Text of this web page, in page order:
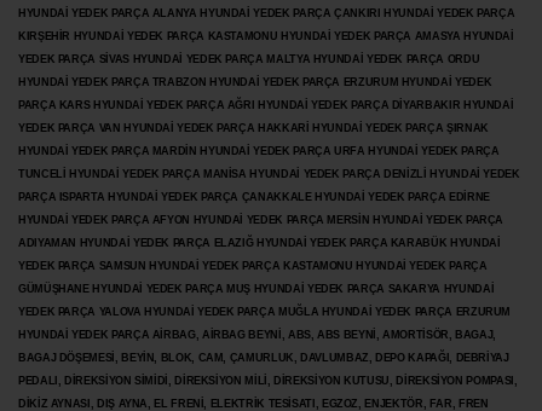
HYUNDAİ YEDEK PARÇA ALANYA HYUNDAİ YEDEK PARÇA ÇANKIRI HYUNDAİ YEDEK PARÇA
KIRŞEHİR HYUNDAİ YEDEK PARÇA KASTAMONU HYUNDAİ YEDEK PARÇA AMASYA HYUNDAİ
YEDEK PARÇA SİVAS HYUNDAİ YEDEK PARÇA MALTYA HYUNDAİ YEDEK PARÇA ORDU
HYUNDAİ YEDEK PARÇA TRABZON HYUNDAİ YEDEK PARÇA ERZURUM HYUNDAİ YEDEK
PARÇA KARS HYUNDAİ YEDEK PARÇA AĞRI HYUNDAİ YEDEK PARÇA DİYARBAKIR HYUNDAİ
YEDEK PARÇA VAN HYUNDAİ YEDEK PARÇA HAKKARİ HYUNDAİ YEDEK PARÇA ŞIRNAK
HYUNDAİ YEDEK PARÇA MARDİN HYUNDAİ YEDEK PARÇA URFA HYUNDAİ YEDEK PARÇA
TUNCELİ HYUNDAİ YEDEK PARÇA MANİSA HYUNDAİ YEDEK PARÇA DENİZLİ HYUNDAİ YEDEK
PARÇA ISPARTA HYUNDAİ YEDEK PARÇA ÇANAKKALE HYUNDAİ YEDEK PARÇA EDİRNE
HYUNDAİ YEDEK PARÇA AFYON HYUNDAİ YEDEK PARÇA MERSİN HYUNDAİ YEDEK PARÇA
ADIYAMAN HYUNDAİ YEDEK PARÇA ELAZIĞ HYUNDAİ YEDEK PARÇA KARABÜK HYUNDAİ
YEDEK PARÇA SAMSUN HYUNDAİ YEDEK PARÇA KASTAMONU HYUNDAİ YEDEK PARÇA
GÜMÜŞHANE HYUNDAİ YEDEK PARÇA MUŞ HYUNDAİ YEDEK PARÇA SAKARYA HYUNDAİ
YEDEK PARÇA YALOVA HYUNDAİ YEDEK PARÇA MUĞLA HYUNDAİ YEDEK PARÇA ERZURUM
HYUNDAİ YEDEK PARÇA AİRBAG, AİRBAG BEYNİ, ABS, ABS BEYNİ, AMORTİSÖR, BAGAJ,
BAGAJ DÖŞEMESİ, BEYİN, BLOK, CAM, ÇAMURLUK, DAVLUMBAZ, DEPO KAPAĞI, DEBRİYAJ
PEDALI, DİREKSİYON SİMİDİ, DİREKSİYON MİLİ, DİREKSİYON KUTUSU, DİREKSİYON POMPASI,
DİKİZ AYNASI, DIŞ AYNA, EL FRENİ, ELEKTRİK TESİSATI, EGZOZ, ENJEKTÖR,
FAR, FREN